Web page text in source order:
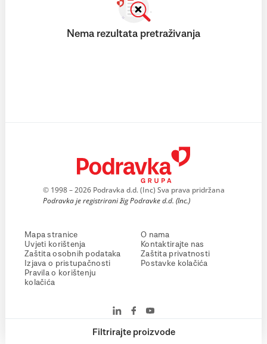
Filtrirajte proizvode
Nema rezultata pretraživanja
© 1998 – 2026 Podravka d.d. (Inc) Sva prava pridržana
Podravka je registrirani žig Podravke d.d. (Inc.)
Mapa stranice
Uvjeti korištenja
Zaštita osobnih podataka
Izjava o pristupačnosti
Pravila o korištenju
kolačića
O nama
Kontaktirajte nas
Zaštita privatnosti
Postavke kolačića